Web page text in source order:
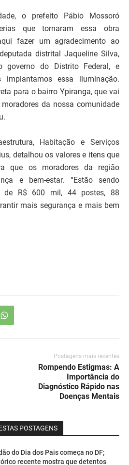
o prefeito Pábio Mossoró
que tornaram essa obra
fazer um agradecimento ao
distrital Jaqueline Silva,
do Distrito Federal, e
implantamos essa iluminação.
para o bairro Ypiranga, que vai
da nossa comunidade
Habitação e Serviços
detalhou os valores e itens que
que os moradores da região
e bem-estar. “Estão sendo
de R$ 600 mil, 44 postes, 88
mais segurança e mais bem
Postagens mais recentes
Rompendo Estigmas: A
Importância do
Diagnóstico Rápido nas
Doenças Mentais
POSTAGENS
do Dia dos Pais começa no DF;
recente mostra que detentos